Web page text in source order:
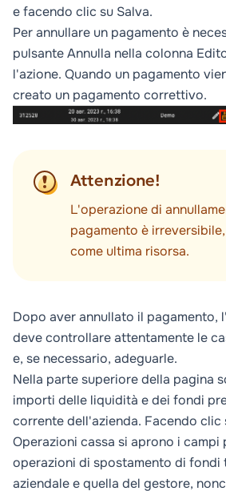
e facendo clic su Salva.
Per annullare un pagamento è
pulsanteAnnulla nella colonna
l'azione. Quando un pagamento
creato un pagamento correttivo.
Attenzione!
L'operazione di
pagamento è
come ultima risorsa.
Dopo aver annullato il pagamento,
deve controllare attentamente le
e, se necessario, adeguarle.
Nella parte superiore della pagina
importi delle liquidità e dei fondi
corrente dell'azienda. Facendo clic
Operazioni cassa si aprono i campi
operazioni di spostamento di fondi
aziendale e quella del gestore,